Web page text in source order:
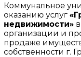
Коммунальное
оказанию услуг
недвижимости»
организации и
продаже
собственности г.